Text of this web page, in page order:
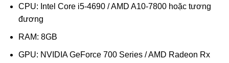
CPU: Intel Core i5-4690 / AMD A10-7800 hoặc tương
đương
RAM: 8GB
GPU: NVIDIA GeForce 700 Series / AMD Radeon Rx